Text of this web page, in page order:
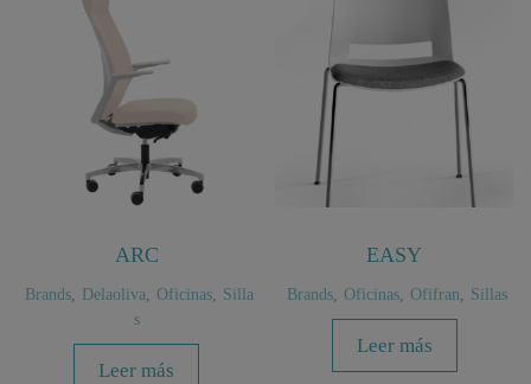
ARC
Brands, Delaoliva, Oficinas, Silla
s
Leer más
EASY
Brands, Oficinas, Ofifran, Sillas
Leer más